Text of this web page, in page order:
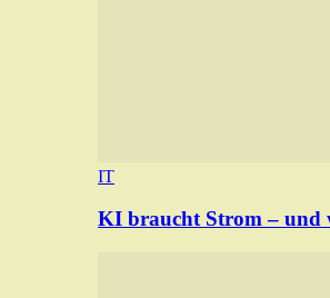
IT
KI braucht Strom – und